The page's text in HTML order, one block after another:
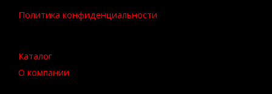
Политика конфиденциальности
Каталог
О компании